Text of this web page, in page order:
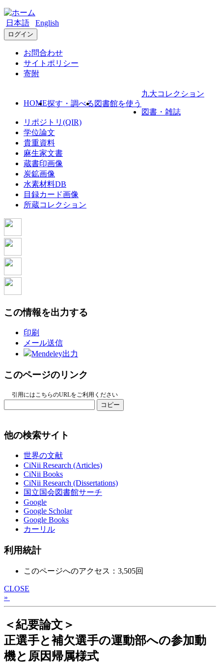
日本語 English
ログイン
お問合わせ
サイトポリシー
寄附
HOME探す・調べる 図書館を使う
九大コレクション
図書・雑誌
リポジトリ(QIR)
学位論文
貴重資料
麻生家文書
蔵書印画像
炭鉱画像
水素材料DB
目録カード画像
所蔵コレクション
この情報を出力する
印刷
メール送信
Mendeley出力
このページのリンク
引用にはこちらのURLをご利用ください
コピー
他の検索サイト
世界の文献
CiNii Research (Articles)
CiNii Books
CiNii Research (Dissertations)
国立国会図書館サーチ
Google
Google Scholar
Google Books
カーリル
利用統計
このページへのアクセス：3,505回
CLOSE
»
＜紀要論文＞
正選手と補欠選手の運動部への参加動
機と原因帰属様式